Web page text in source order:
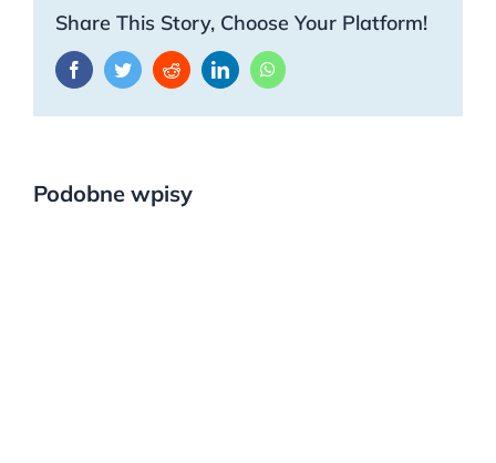
Share This Story, Choose Your Platform!
FacebookTwitterRedditLinkedInWhatsApp
Podobne wpisy